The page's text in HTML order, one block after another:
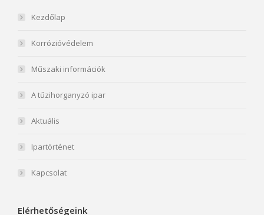
Kezdőlap
Korrózióvédelem
Műszaki információk
A tűzihorganyzó ipar
Aktuális
Ipartörténet
Kapcsolat
Elérhetőségeink